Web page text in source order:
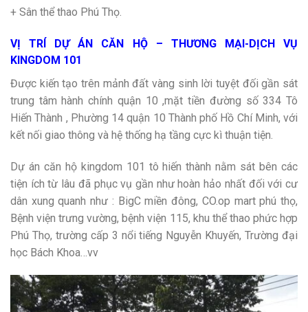
+ Sân thể thao Phú Thọ.
VỊ TRÍ DỰ ÁN CĂN HỘ – THƯƠNG MẠI-DỊCH VỤ
KINGDOM 101
Được kiến tạo trên mảnh đất vàng sinh lời tuyệt đối gần sát
trung tâm hành chính quận 10 ,mặt tiền đường số 334 Tô
Hiến Thành , Phường 14 quận 10 Thành phố Hồ Chí Minh, với
kết nối giao thông và hệ thống hạ tầng cực kì thuận tiện.
Dự án căn hộ kingdom 101 tô hiến thành nằm sát bên các
tiện ích từ lâu đã phục vụ gần như hoàn hảo nhất đối với cư
dân xung quanh như : BigC miền đông, CO.op mart phú thọ,
Bệnh viện trưng vường, bệnh viện 115, khu thể thao phức hợp
Phú Thọ, trường cấp 3 nổi tiếng Nguyễn Khuyến, Trường đại
học Bách Khoa…vv